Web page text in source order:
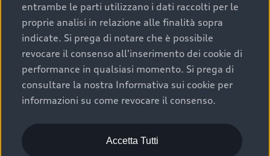
efficienza meccanica: motore, trasmissione e
componenti principali in ottimo stato garantiscono
prestazioni affidabili e sicure.
Acquistare un’auto usata in una Concessionaria ufficiale
Audi che offre l’usato garantito tramite Audi Prima
Scelta :plus, significa affidarsi ad un prodotto che viene
sottoposto a 110 controlli approfonditi e coperto da
garanzia fino a 4 anni per una maggiore tutela del tuo
acquisto.
entrambe le parti utilizzano i dati raccolti per le
proprie analisi in relazione alle finalità sopra
indicate. Si prega di notare che è possibile
revocare il consenso all'inserimento dei cookie di
performance in qualsiasi momento. Si prega di
consultare la nostra Informativa sui cookie per
informazioni su come revocare il consenso.
Accetta Tutti